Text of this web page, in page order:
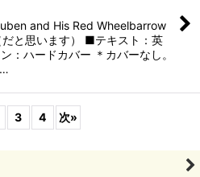
and His Red Wheelbarrow
と思います） ■テキスト：英
：ハードカバー ＊カバーなし。
3 4 次»